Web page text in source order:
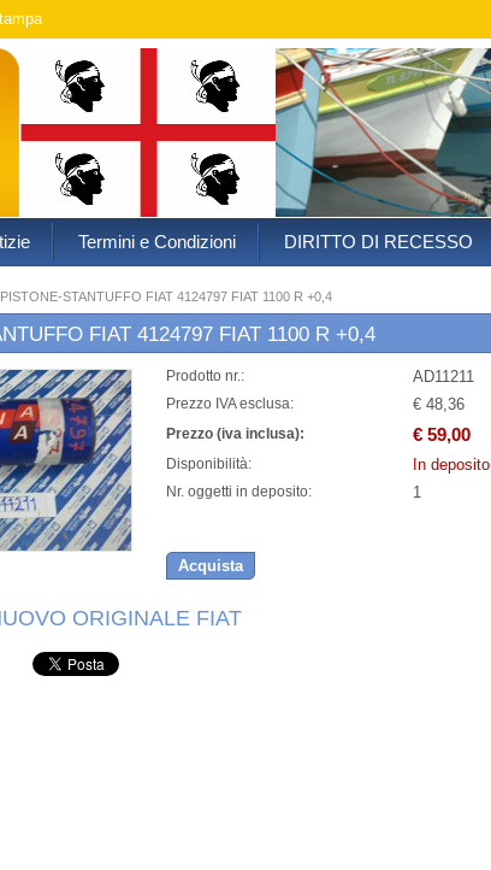
Termini e Condizioni DIRITTO DI RECESSO
PISTONE-STANTUFFO FIAT 4124797 FIAT 1100 R +0,4
FIAT 4124797 FIAT 1100 R +0,4
Prodotto nr.: AD11211
Prezzo IVA esclusa: € 48,36
Prezzo (iva inclusa): € 59,00
Disponibilità: In deposito
Nr. oggetti in deposito: 1
Acquista
ORIGINALE FIAT